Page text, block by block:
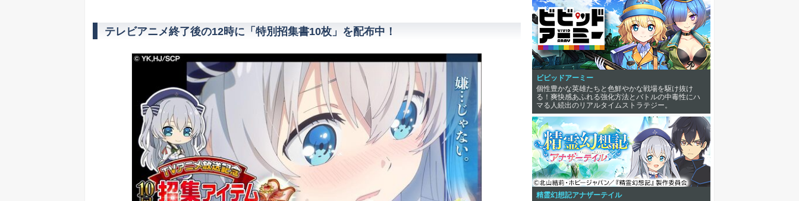
テレビアニメ終了後の12時に「特別招集書10枚」を配布中！
ビビッドアーミー
個性豊かな英雄たちと色鮮やかな戦場を駆け抜け
る！爽快感あふれる強化方法とバトルの中毒性にハ
マる人続出のリアルタイムストラテジー。
精霊幻想記アナザーテイル